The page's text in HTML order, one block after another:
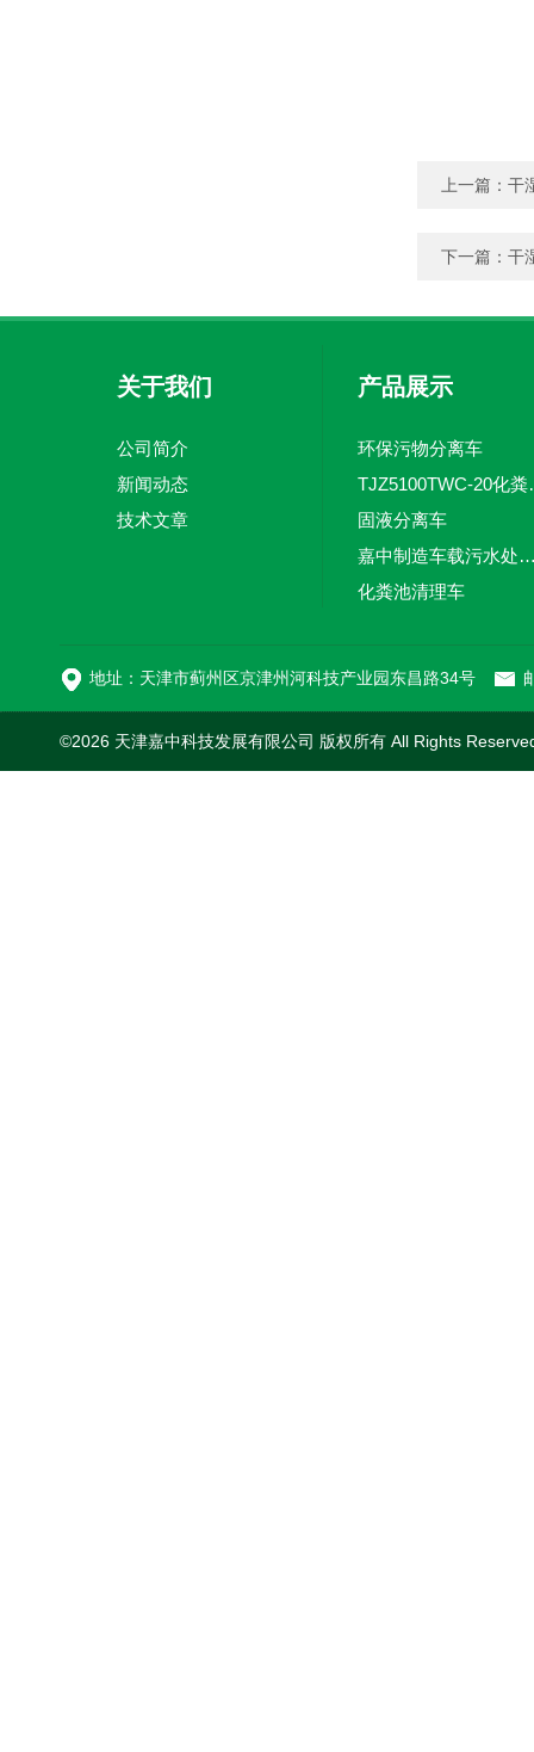
上一篇： 干
下一篇： 干
关于我们
公司简介
新闻动态
技术文章
产品展示
环保污物分离车
固液分离车
嘉中制造车载污水处理设备-环
化粪池清理车
地址：天津市蓟州区京津州河科技产业园东昌路34号
©2026 天津嘉中科技发展有限公司 版权所有 All Rights